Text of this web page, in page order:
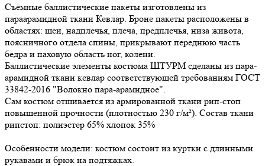
Съёмные баллистические пакеты изготовлены из
параарамидной ткани Кевлар. Броне пакеты расположены в
областях: шеи, надплечья, плеча, предплечья, низа живота,
поясничного отдела спины, прикрывают переднюю часть
бедра и паховую область ног, колени.
Баллистические элементы костюма ШТУРМ сделаны из пара-
арамидной ткани кевлар соответствующей требованиям ГОСТ
33842-2016 "Волокно пара-арамидное".
Сам костюм отшивается из армированной ткани рип-стоп
повышенной прочности (плотностью 230 г/м²). Состав ткани
рипстоп: полиэстер 65% хлопок 35%
Особенности модели: костюм состоит из куртки с длинными
рукавами и брюк на подтяжках.